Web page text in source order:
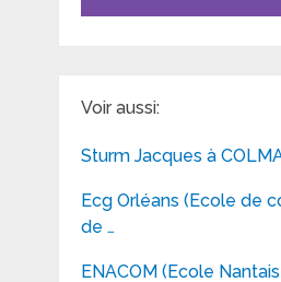
Voir aussi:
Sturm Jacques à
Ecg Orléans (Ecole de
de …
ENACOM (Ecole